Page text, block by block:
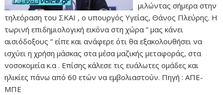
μιλώντας σήμερα στην
τηλεόραση του ΣΚΑΙ , ο υπουργός Υγείας, Θάνος Πλεύρης. Η
τωρινή επιδημιολογική εικόνα στη χώρα ” μας κάνει
αισιόδοξους ” είπε και ανάφερε ότι θα εξακολουθήσει να
ισχύει η χρήση μάσκας στα μέσα μαζικής μεταφοράς, στα
νοσοκομεία κ.α . Επίσης κάλεσε τις ευάλωτες ομάδες και
ηλικίες πάνω από 60 ετών να εμβολιαστούν. Πηγή : ΑΠΕ-
ΜΠΕ